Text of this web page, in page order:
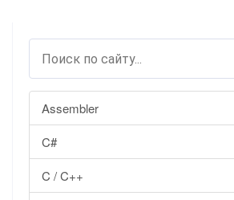
Assembler
C#
C / C++